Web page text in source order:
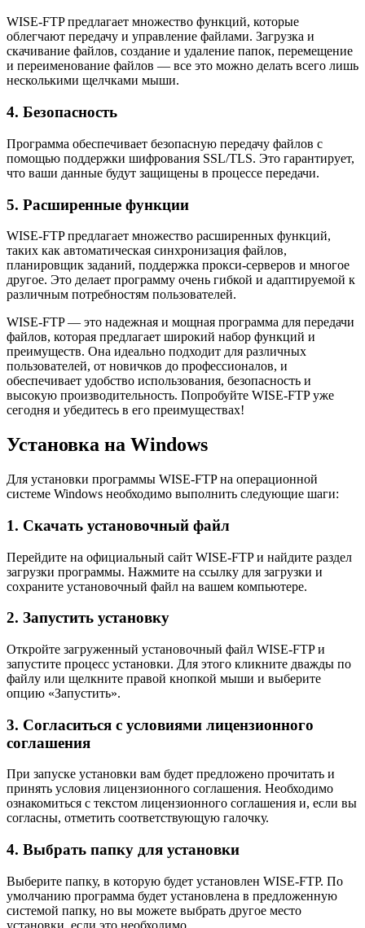
WISE-FTP предлагает множество функций, которые
облегчают передачу и управление файлами. Загрузка и
скачивание файлов, создание и удаление папок, перемещение
и переименование файлов — все это можно делать всего лишь
несколькими щелчками мыши.
4. Безопасность
Программа обеспечивает безопасную передачу файлов с
помощью поддержки шифрования SSL/TLS. Это гарантирует,
что ваши данные будут защищены в процессе передачи.
5. Расширенные функции
WISE-FTP предлагает множество расширенных функций,
таких как автоматическая синхронизация файлов,
планировщик заданий, поддержка прокси-серверов и многое
другое. Это делает программу очень гибкой и адаптируемой к
различным потребностям пользователей.
WISE-FTP — это надежная и мощная программа для передачи
файлов, которая предлагает широкий набор функций и
преимуществ. Она идеально подходит для различных
пользователей, от новичков до профессионалов, и
обеспечивает удобство использования, безопасность и
высокую производительность. Попробуйте WISE-FTP уже
сегодня и убедитесь в его преимуществах!
Установка на Windows
Для установки программы WISE-FTP на операционной
системе Windows необходимо выполнить следующие шаги:
1. Скачать установочный файл
Перейдите на официальный сайт WISE-FTP и найдите раздел
загрузки программы. Нажмите на ссылку для загрузки и
сохраните установочный файл на вашем компьютере.
2. Запустить установку
Откройте загруженный установочный файл WISE-FTP и
запустите процесс установки. Для этого кликните дважды по
файлу или щелкните правой кнопкой мыши и выберите
опцию «Запустить».
3. Согласиться с условиями лицензионного
соглашения
При запуске установки вам будет предложено прочитать и
принять условия лицензионного соглашения. Необходимо
ознакомиться с текстом лицензионного соглашения и, если вы
согласны, отметить соответствующую галочку.
4. Выбрать папку для установки
Выберите папку, в которую будет установлен WISE-FTP. По
умолчанию программа будет установлена в предложенную
системой папку, но вы можете выбрать другое место
установки, если это необходимо.